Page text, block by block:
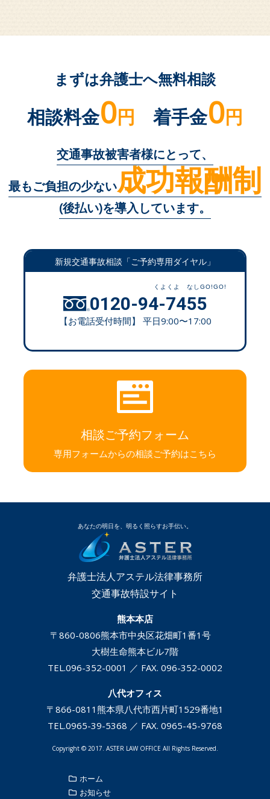
まずは弁護士へ無料相談
相談料金0円 着手金0円
交通事故被害者様にとって、
最もご負担の少ない成功報酬制
(後払い)を導入しています。
新規交通事故相談「ご予約専用ダイヤル」
0120-94-7455
【お電話受付時間】 平日9:00〜17:00
相談ご予約フォーム
専用フォームからの相談ご予約はこちら
あなたの明日を、明るく照らすお手伝い。
弁護士法人アステル法律事務所
交通事故特設サイト
熊本本店
〒860-0806熊本市中央区花畑町1番1号
大樹生命熊本ビル7階
TEL.096-352-0001 ／ FAX. 096-352-0002
八代オフィス
〒866-0811 熊本県八代市西片町1529番地1
TEL.0965-39-5368 ／ FAX. 0965-45-9768
Copyright © 2017. ASTER LAW OFFICE All Rights Reserved.
ホーム
お知らせ